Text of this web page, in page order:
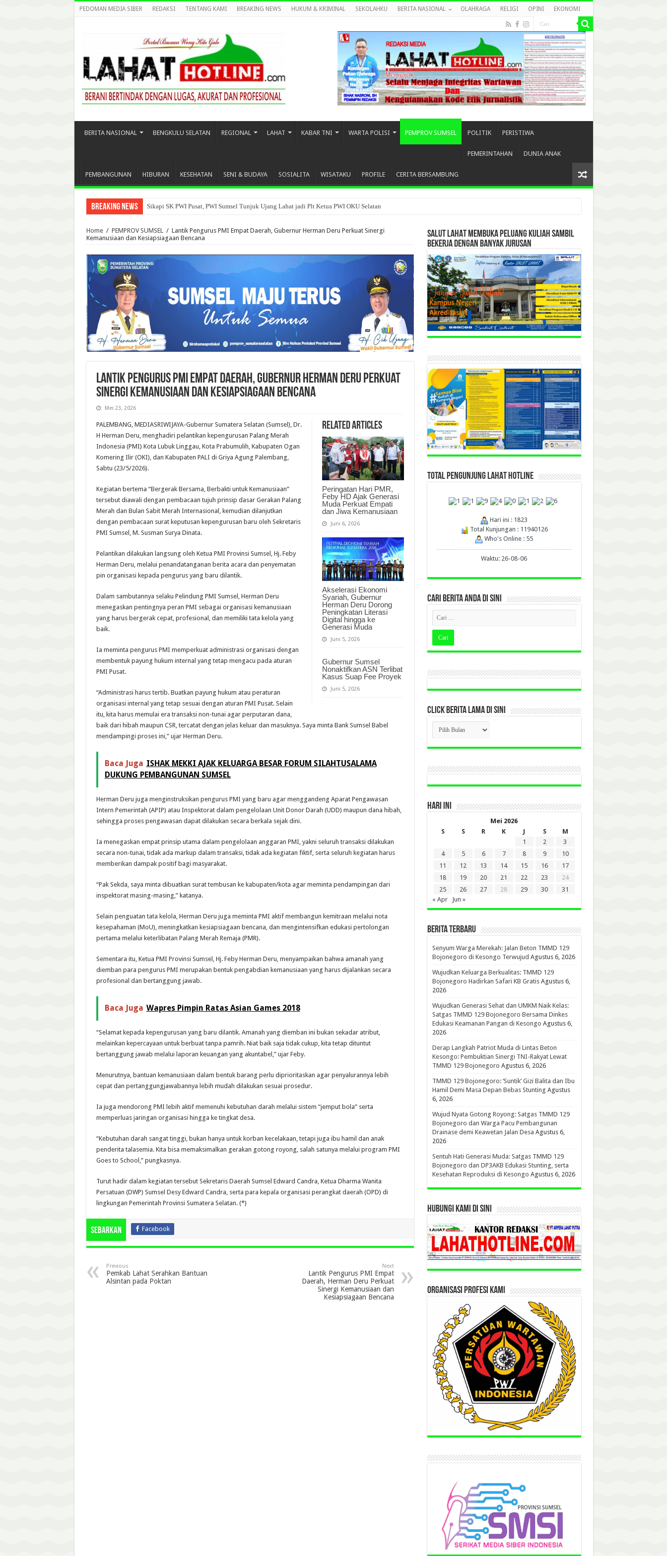
PEDOMAN MEDIA SIBER REDAKSI TENTANG KAMI BREAKING NEWS HUKUM & KRIMINAL SEKOLAHKU BERITA NASIONAL OLAHRAGA RELIGI OPINI EKONOMI
BERITA NASIONAL BENGKULU SELATAN REGIONAL LAHAT KABAR TNI WARTA POLISI PEMPROV SUMSEL POLITIK PERISTIWA
PEMERINTAHAN DUNIA ANAK
PEMBANGUNAN HIBURAN KESEHATAN SENI & BUDAYA SOSIALITA WISATAKU PROFILE CERITA BERSAMBUNG
Breaking News Sikapi SK PWI Pusat, PWI Sumsel Tunjuk Ujang Lahat jadi Plt Ketua PWI OKU Selatan
Home / PEMPROV SUMSEL / Lantik Pengurus PMI Empat Daerah, Gubernur Herman Deru Perkuat Sinergi
Kemanusiaan dan Kesiapsiagaan Bencana
Lantik Pengurus PMI Empat Daerah, Gubernur Herman Deru Perkuat
Sinergi Kemanusiaan dan Kesiapsiagaan Bencana
Mei 23, 2026
Related Articles
Peringatan Hari PMR,
Feby HD Ajak Generasi
Muda Perkuat Empati
dan Jiwa Kemanusiaan
Juni 6, 2026
Akselerasi Ekonomi
Syariah, Gubernur
Herman Deru Dorong
Peningkatan Literasi
Digital hingga ke
Generasi Muda
Juni 5, 2026
Gubernur Sumsel
Nonaktifkan ASN Terlibat
Kasus Suap Fee Proyek
Juni 5, 2026
PALEMBANG, MEDIASRIWIJAYA-Gubernur Sumatera Selatan (Sumsel), Dr.
H Herman Deru, menghadiri pelantikan kepengurusan Palang Merah
Indonesia (PMI) Kota Lubuk Linggau, Kota Prabumulih, Kabupaten Ogan
Komering Ilir (OKI), dan Kabupaten PALI di Griya Agung Palembang,
Sabtu (23/5/2026).
Kegiatan bertema “Bergerak Bersama, Berbakti untuk Kemanusiaan”
tersebut diawali dengan pembacaan tujuh prinsip dasar Gerakan Palang
Merah dan Bulan Sabit Merah Internasional, kemudian dilanjutkan
dengan pembacaan surat keputusan kepengurusan baru oleh Sekretaris
PMI Sumsel, M. Susman Surya Dinata.
Pelantikan dilakukan langsung oleh Ketua PMI Provinsi Sumsel, Hj. Feby
Herman Deru, melalui penandatanganan berita acara dan penyematan
pin organisasi kepada pengurus yang baru dilantik.
Dalam sambutannya selaku Pelindung PMI Sumsel, Herman Deru
menegaskan pentingnya peran PMI sebagai organisasi kemanusiaan
yang harus bergerak cepat, profesional, dan memiliki tata kelola yang
baik.
Ia meminta pengurus PMI memperkuat administrasi organisasi dengan
membentuk payung hukum internal yang tetap mengacu pada aturan
PMI Pusat.
“Administrasi harus tertib. Buatkan payung hukum atau peraturan
organisasi internal yang tetap sesuai dengan aturan PMI Pusat. Selain
itu, kita harus memulai era transaksi non-tunai agar perputaran dana,
baik dari hibah maupun CSR, tercatat dengan jelas keluar dan masuknya. Saya minta Bank Sumsel Babel
mendampingi proses ini,” ujar Herman Deru.
Baca Juga ISHAK MEKKI AJAK KELUARGA BESAR FORUM SILAHTUSALAMA
DUKUNG PEMBANGUNAN SUMSEL
Herman Deru juga menginstruksikan pengurus PMI yang baru agar menggandeng Aparat Pengawasan
Intern Pemerintah (APIP) atau Inspektorat dalam pengelolaan Unit Donor Darah (UDD) maupun dana hibah,
sehingga proses pengawasan dapat dilakukan secara berkala sejak dini.
Ia menegaskan empat prinsip utama dalam pengelolaan anggaran PMI, yakni seluruh transaksi dilakukan
secara non-tunai, tidak ada markup dalam transaksi, tidak ada kegiatan fiktif, serta seluruh kegiatan harus
memberikan dampak positif bagi masyarakat.
“Pak Sekda, saya minta dibuatkan surat tembusan ke kabupaten/kota agar meminta pendampingan dari
inspektorat masing-masing,” katanya.
Selain penguatan tata kelola, Herman Deru juga meminta PMI aktif membangun kemitraan melalui nota
kesepahaman (MoU), meningkatkan kesiapsiagaan bencana, dan mengintensifkan edukasi pertolongan
pertama melalui keterlibatan Palang Merah Remaja (PMR).
Sementara itu, Ketua PMI Provinsi Sumsel, Hj. Feby Herman Deru, menyampaikan bahwa amanah yang
diemban para pengurus PMI merupakan bentuk pengabdian kemanusiaan yang harus dijalankan secara
profesional dan bertanggung jawab.
Baca Juga Wapres Pimpin Ratas Asian Games 2018
“Selamat kepada kepengurusan yang baru dilantik. Amanah yang diemban ini bukan sekadar atribut,
melainkan kepercayaan untuk berbuat tanpa pamrih. Niat baik saja tidak cukup, kita tetap dituntut
bertanggung jawab melalui laporan keuangan yang akuntabel,” ujar Feby.
Menurutnya, bantuan kemanusiaan dalam bentuk barang perlu diprioritaskan agar penyalurannya lebih
cepat dan pertanggungjawabannya lebih mudah dilakukan sesuai prosedur.
Ia juga mendorong PMI lebih aktif memenuhi kebutuhan darah melalui sistem “jemput bola” serta
memperluas jaringan organisasi hingga ke tingkat desa.
“Kebutuhan darah sangat tinggi, bukan hanya untuk korban kecelakaan, tetapi juga ibu hamil dan anak
penderita talasemia. Kita bisa memaksimalkan gerakan gotong royong, salah satunya melalui program PMI
Goes to School,” pungkasnya.
Turut hadir dalam kegiatan tersebut Sekretaris Daerah Sumsel Edward Candra, Ketua Dharma Wanita
Persatuan (DWP) Sumsel Desy Edward Candra, serta para kepala organisasi perangkat daerah (OPD) di
lingkungan Pemerintah Provinsi Sumatera Selatan. (*)
Sebarkan Facebook
Previous
Pemkab Lahat Serahkan Bantuan
Alsintan pada Poktan
Next
Lantik Pengurus PMI Empat
Daerah, Herman Deru Perkuat
Sinergi Kemanusiaan dan
Kesiapsiagaan Bencana
SALUT LAHAT MEMBUKA PELUANG KULIAH SAMBIL
BEKERJA DENGAN BANYAK JURUSAN
TOTAL PENGUNJUNG LAHAT HOTLINE
Hari ini : 1823
Total Kunjungan : 11940126
Who's Online : 55
Waktu: 26-08-06
CARI BERITA ANDA DI SINI
CLICK BERITA LAMA DI SINI
CLICK
BERITA
LAMA
DI
HARI INI
Mei 2026
S
S R K J S
M
1
2
3
4
5 6 7 8 9
10
11
12 13 14 15 16
17
18
19 20 21 22 23
24
25
26 27 28 29 30
31
« Apr
Jun »
BERITA TERBARU
Senyum Warga Merekah: Jalan Beton TMMD 129
Bojonegoro di Kesongo Terwujud Agustus 6, 2026
Wujudkan Keluarga Berkualitas: TMMD 129
Bojonegoro Hadirkan Safari KB Gratis Agustus 6,
2026
Wujudkan Generasi Sehat dan UMKM Naik Kelas:
Satgas TMMD 129 Bojonegoro Bersama Dinkes
Edukasi Keamanan Pangan di Kesongo Agustus 6,
2026
Derap Langkah Patriot Muda di Lintas Beton
Kesongo: Pembuktian Sinergi TNI-Rakyat Lewat
TMMD 129 Bojonegoro Agustus 6, 2026
TMMD 129 Bojonegoro: ‘Suntik’ Gizi Balita dan Ibu
Hamil Demi Masa Depan Bebas Stunting Agustus
6, 2026
Wujud Nyata Gotong Royong: Satgas TMMD 129
Bojonegoro dan Warga Pacu Pembangunan
Drainase demi Keawetan Jalan Desa Agustus 6,
2026
Sentuh Hati Generasi Muda: Satgas TMMD 129
Bojonegoro dan DP3AKB Edukasi Stunting, serta
Kesehatan Reproduksi di Kesongo Agustus 6, 2026
HUBUNGI KAMI DI SINI
ORGANISASI PROFESI KAMI